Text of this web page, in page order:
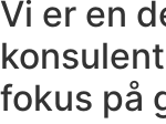
Vi er en
fokus på